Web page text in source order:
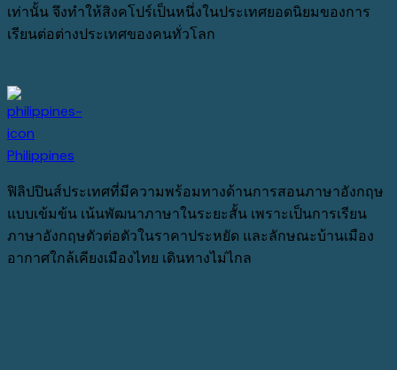
เท่านั้น จึงทำให้สิงคโปร์เป็นหนึ่งในประเทศยอดนิยมของการ
เรียนต่อต่างประเทศของคนทั่วโลก
Philippines
ฟิลิปปินส์ประเทศที่มีความพร้อมทางด้านการสอนภาษาอังกฤษ
แบบเข้มข้น เน้นพัฒนาภาษาในระยะสั้น เพราะเป็นการเรียน
ภาษาอังกฤษตัวต่อตัวในราคาประหยัด และลักษณะบ้านเมือง
อากาศใกล้เคียงเมืองไทย เดินทางไม่ไกล